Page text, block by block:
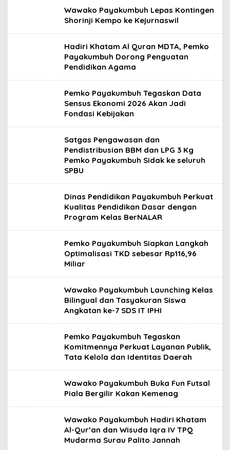
Wawako Payakumbuh Lepas Kontingen
Shorinji Kempo ke Kejurnaswil
Hadiri Khatam Al Quran MDTA, Pemko
Payakumbuh Dorong Penguatan
Pendidikan Agama
Pemko Payakumbuh Tegaskan Data
Sensus Ekonomi 2026 Akan Jadi
Fondasi Kebijakan
Satgas Pengawasan dan
Pendistribusian BBM dan LPG 3 Kg
Pemko Payakumbuh Sidak ke seluruh
SPBU
Dinas Pendidikan Payakumbuh Perkuat
Kualitas Pendidikan Dasar dengan
Program Kelas BerNALAR
Pemko Payakumbuh Siapkan Langkah
Optimalisasi TKD sebesar Rp116,96
Miliar
Wawako Payakumbuh Launching Kelas
Bilingual dan Tasyakuran Siswa
Angkatan ke-7 SDS IT IPHI
Pemko Payakumbuh Tegaskan
Komitmennya Perkuat Layanan Publik,
Tata Kelola dan Identitas Daerah
Wawako Payakumbuh Buka Fun Futsal
Piala Bergilir Kakan Kemenag
Wawako Payakumbuh Hadiri Khatam
Al-Qur’an dan Wisuda Iqra IV TPQ
Mudarma Surau Palito Jannah